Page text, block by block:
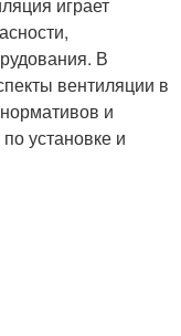
В
вентиляции в
и
установке и